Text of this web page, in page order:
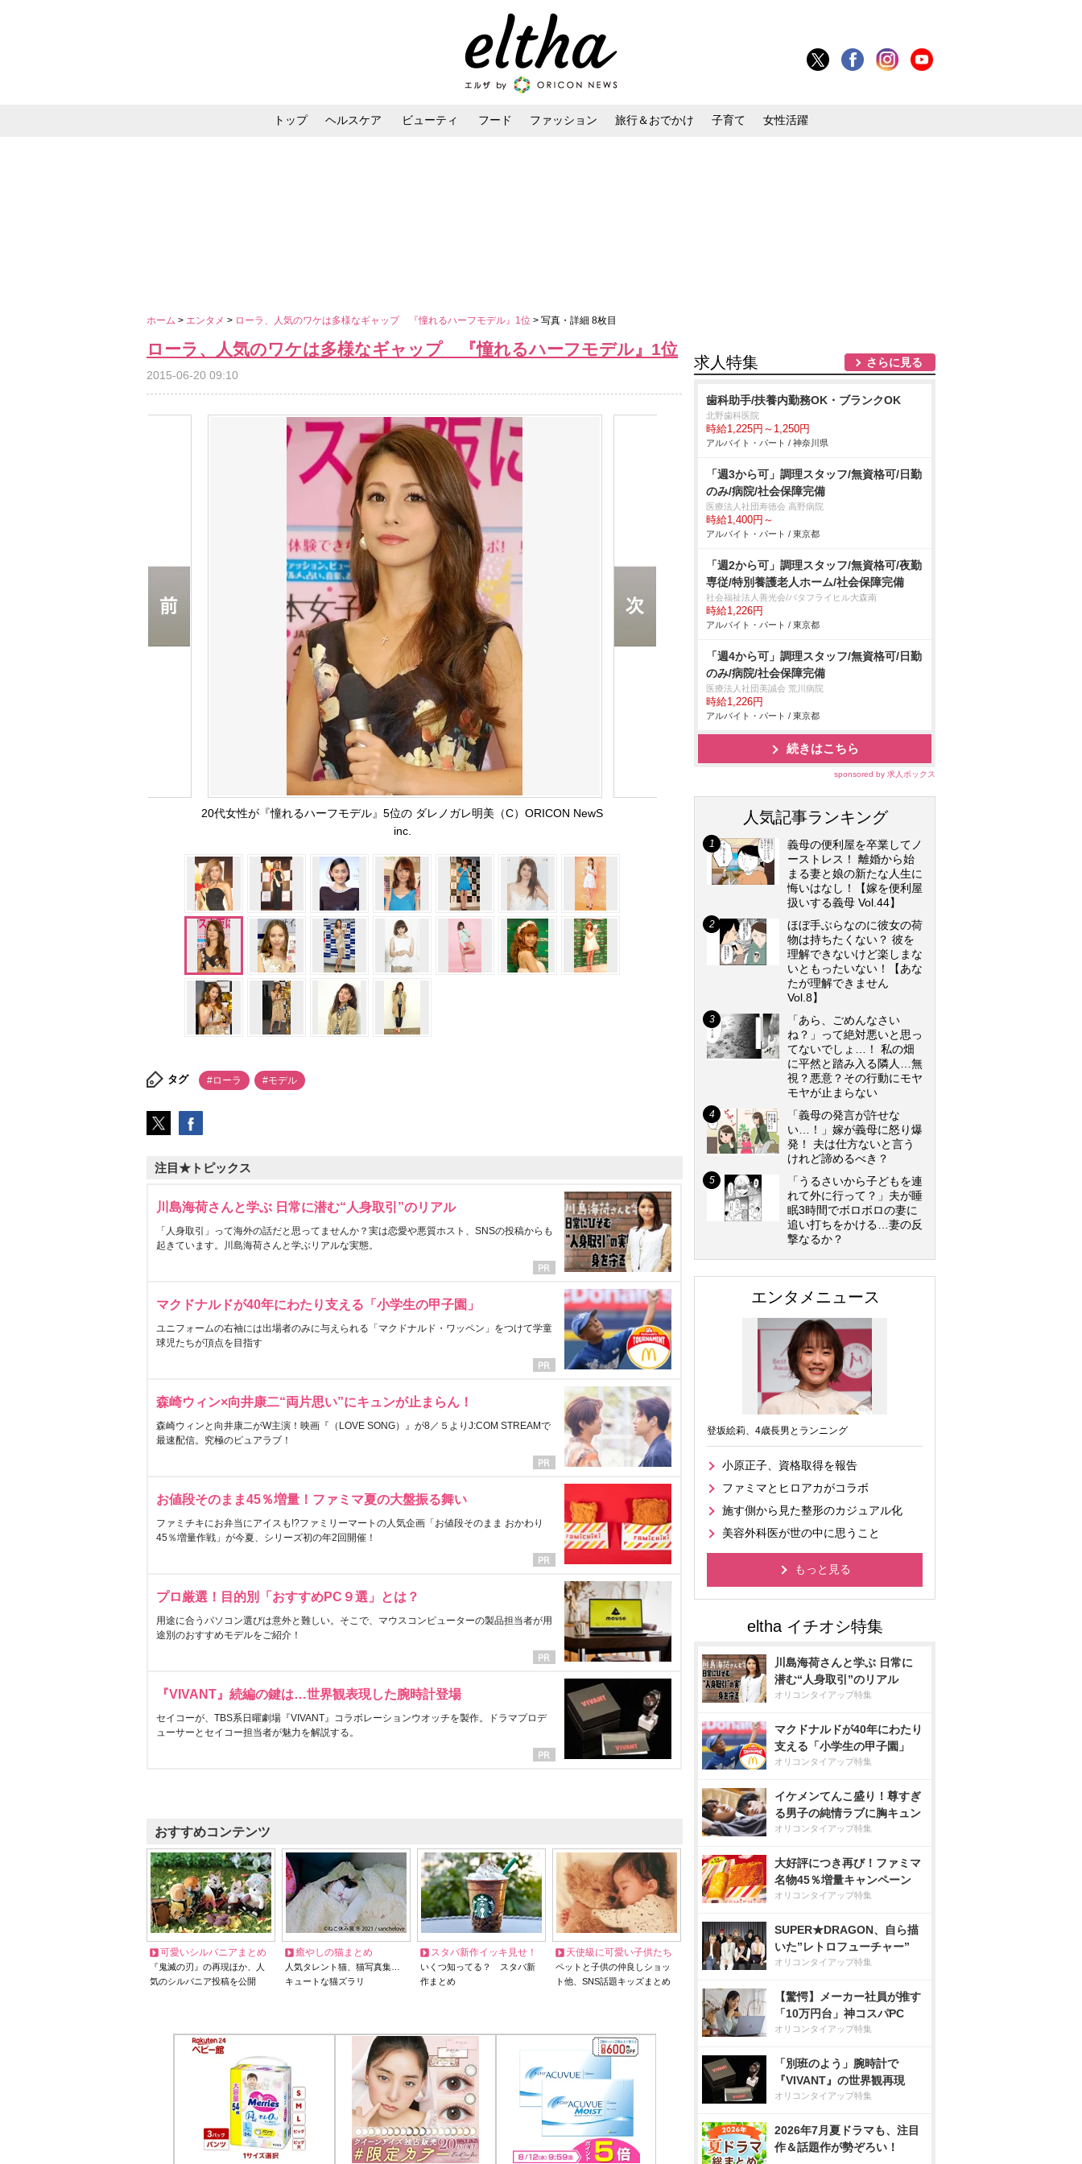
トップ ヘルスケア ビューティ フード ファッション 旅行＆おでかけ 子育て 女性活躍
ホーム > エンタメ > ローラ、人気のワケは多様なギャップ 『憧れるハーフモデル』1位 > 写真・詳細 8枚目
ローラ、人気のワケは多様なギャップ 『憧れるハーフモデル』1位
2015-06-20 09:10
20代女性が『憧れるハーフモデル』5位の ダレノガレ明美（C）ORICON NewS
inc.
タグ #ローラ #モデル
注目★トピックス
川島海荷さんと学ぶ 日常に潜む“人身取引”のリアル
「人身取引」って海外の話だと思ってませんか？実は恋愛や悪質ホスト、SNSの投稿からも
起きています。川島海荷さんと学ぶリアルな実態。
マクドナルドが40年にわたり支える「小学生の甲子園」
ユニフォームの右袖には出場者のみに与えられる「マクドナルド・ワッペン」をつけて学童
球児たちが頂点を目指す
森崎ウィン×向井康二“両片思い”にキュンが止まらん！
森崎ウィンと向井康二がW主演！映画『（LOVE SONG）』が8／５よりJ:COM STREAMで
最速配信。究極のピュアラブ！
お値段そのまま45％増量！ファミマ夏の大盤振る舞い
ファミチキにお弁当にアイスも!?ファミリーマートの人気企画「お値段そのまま おかわり
45％増量作戦」が今夏、シリーズ初の年2回開催！
プロ厳選！目的別「おすすめPC９選」とは？
用途に合うパソコン選びは意外と難しい。そこで、マウスコンピューターの製品担当者が用
途別のおすすめモデルをご紹介！
『VIVANT』続編の鍵は…世界観表現した腕時計登場
セイコーが、TBS系日曜劇場『VIVANT』コラボレーションウオッチを製作。ドラマプロデ
ューサーとセイコー担当者が魅力を解説する。
おすすめコンテンツ
可愛いシルバニアまとめ
『鬼滅の刃』の再現ほか、人
気のシルバニア投稿を公開
癒やしの猫まとめ
人気タレント猫、猫写真集…
キュートな猫ズラリ
スタバ新作イッキ見せ！
いくつ知ってる？ スタバ新
作まとめ
天使級に可愛い子供たち
ペットと子供の仲良しショッ
ト他、SNS話題キッズまとめ
求人特集 さらに見る
歯科助手/扶養内勤務OK・ブランクOK
北野歯科医院
時給1,225円～1,250円
アルバイト・パート / 神奈川県
「週3から可」調理スタッフ/無資格可/日勤
のみ/病院/社会保障完備
医療法人社団寿徳会 高野病院
時給1,400円～
アルバイト・パート / 東京都
「週2から可」調理スタッフ/無資格可/夜勤
専従/特別養護老人ホーム/社会保障完備
社会福祉法人善光会/バタフライヒル大森南
時給1,226円
アルバイト・パート / 東京都
「週4から可」調理スタッフ/無資格可/日勤
のみ/病院/社会保障完備
医療法人社団美誠会 荒川病院
時給1,226円
アルバイト・パート / 東京都
続きはこちら
sponsored by 求人ボックス
人気記事ランキング
義母の便利屋を卒業してノ
ーストレス！ 離婚から始
まる妻と娘の新たな人生に
悔いはなし！【嫁を便利屋
扱いする義母 Vol.44】
ほぼ手ぶらなのに彼女の荷
物は持ちたくない？ 彼を
理解できないけど楽しまな
いともったいない！【あな
たが理解できません
Vol.8】
「あら、ごめんなさい
ね？」って絶対悪いと思っ
てないでしょ…！ 私の畑
に平然と踏み入る隣人…無
視？悪意？その行動にモヤ
モヤが止まらない
「義母の発言が許せな
い…！」嫁が義母に怒り爆
発！ 夫は仕方ないと言う
けれど諦めるべき？
「うるさいから子どもを連
れて外に行って？」夫が睡
眠3時間でボロボロの妻に
追い打ちをかける…妻の反
撃なるか？
エンタメニュース
登坂絵莉、4歳長男とランニング
小原正子、資格取得を報告
ファミマとヒロアカがコラボ
施す側から見た整形のカジュアル化
美容外科医が世の中に思うこと
もっと見る
川島海荷さんと学ぶ 日常に
潜む“人身取引”のリアル
オリコンタイアップ特集
マクドナルドが40年にわたり
支える「小学生の甲子園」
オリコンタイアップ特集
イケメンてんこ盛り！尊すぎ
る男子の純情ラブに胸キュン
オリコンタイアップ特集
大好評につき再び！ファミマ
名物45％増量キャンペーン
オリコンタイアップ特集
SUPER★DRAGON、自ら描
いた”レトロフューチャー”
オリコンタイアップ特集
【驚愕】メーカー社員が推す
「10万円台」神コスパPC
オリコンタイアップ特集
「別班のよう」腕時計で
『VIVANT』の世界観再現
オリコンタイアップ特集
2026年7月夏ドラマも、注目
作＆話題作が勢ぞろい！